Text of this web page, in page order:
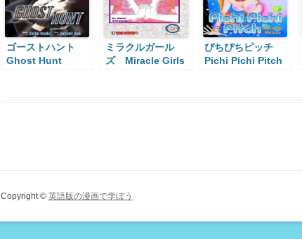
ゴーストハント
Ghost Hunt
ミラクルガール
ズ Miracle Girls
ぴちぴちピッチ
Pichi Pichi Pitch
Copyright © 英語版の漫画で学ぼう